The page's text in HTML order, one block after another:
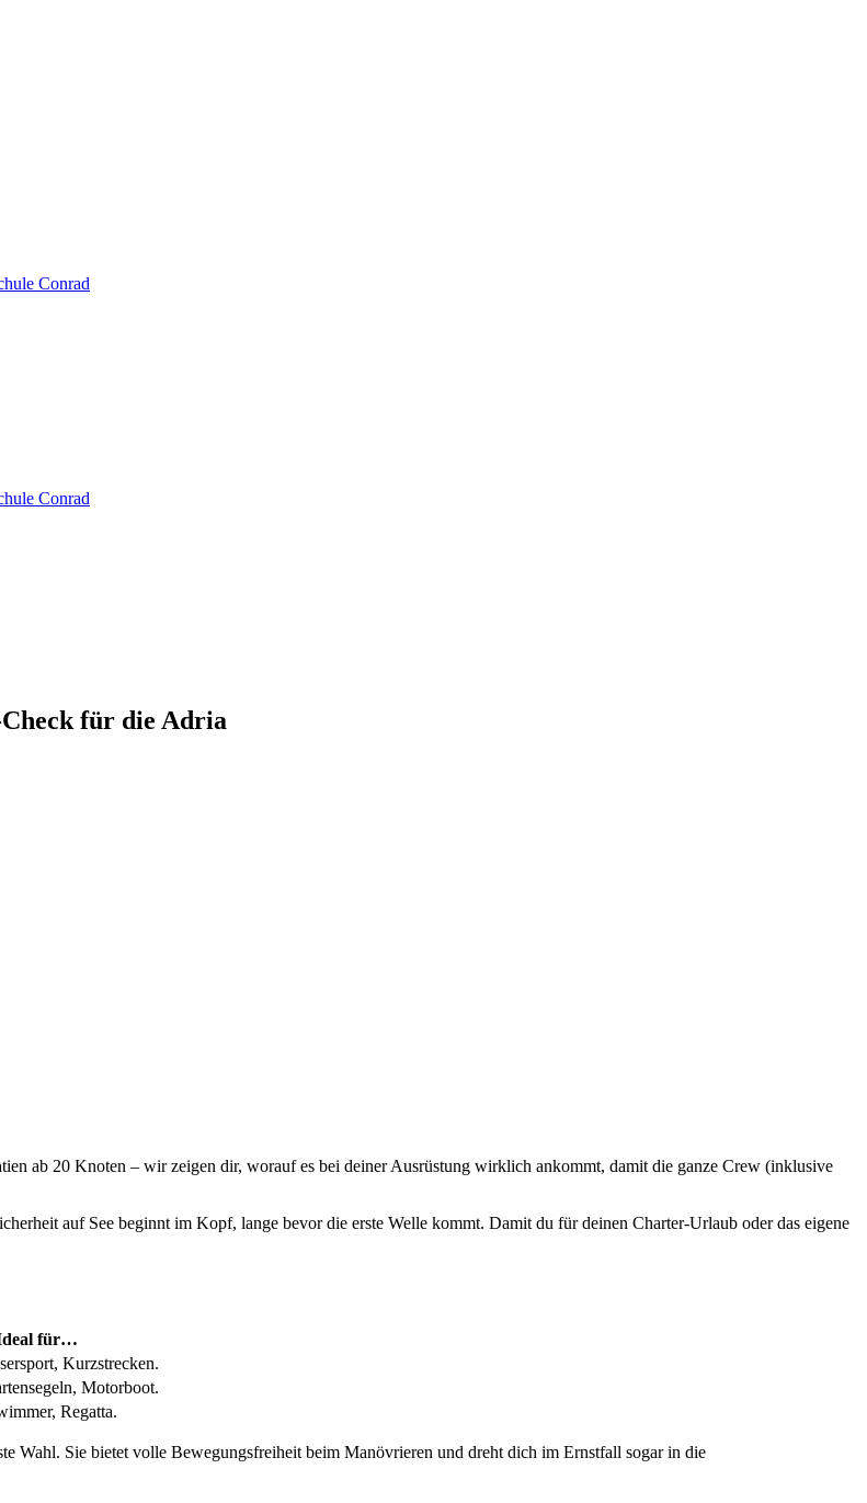
Conrad
Conrad
für die Adria
ab 20 Knoten – wir zeigen dir, worauf es bei deiner Ausrüstung wirklich ankommt, damit die ganze Crew (inklusive
auf See beginnt im Kopf, lange bevor die erste Welle kommt. Damit du für deinen Charter-Urlaub oder das eigene
für…
Kurzstrecken.
Motorboot.
Regatta.
Wahl. Sie bietet volle Bewegungsfreiheit beim Manövrieren und dreht dich im Ernstfall sogar in die